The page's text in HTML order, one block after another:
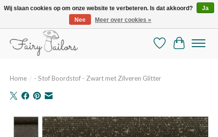
De mooiste online selectie stoffen en mercerie
Verlanglijst
Home / - Stof Boordstof - Zwart met Zilveren Glitter
Product image slideshow Items
Wij slaan cookies op om onze website te verbeteren. Is dat akkoord?
Ja
Nee
Meer over cookies »